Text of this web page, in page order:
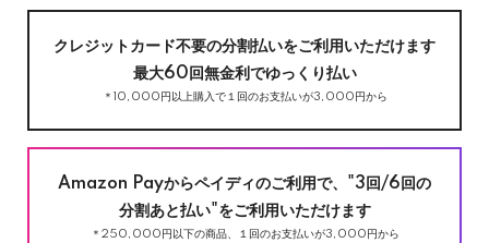
クレジットカード不要の分割払いをご利用いただけます
最大60回無金利でゆっくり払い
＊10,000円以上購入で１回のお支払いが3,000円から
Amazon Payからペイディのご利用で、"3回/6回の
分割あと払い"をご利用いただけます
＊250,000円以下の商品、１回のお支払いが3,000円から